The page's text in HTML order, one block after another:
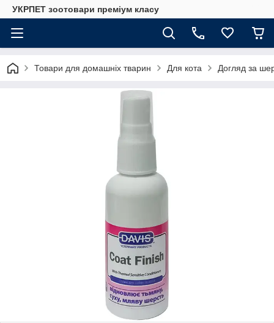
УКРПЕТ зоотовари преміум класу
Товари для домашніх тварин Для кота Догляд за